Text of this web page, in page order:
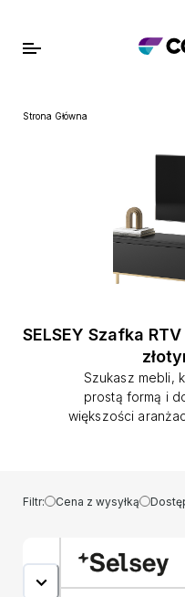
Strona Główna
SELSEY Szafka
Szukasz mebli,
prostą formą i
większości
całości wizualnej
ze złotymi
nowoczesnym
Wnętrze mebla
które z
Filtr: Cena z wysyłką